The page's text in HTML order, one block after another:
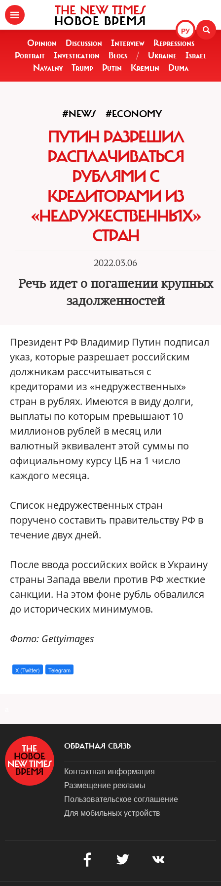
РУ
THE NEW TIMES
НОВОЕ ВРЕМЯ
Opinion Discussion Interview
Repressions
Portrait
Investigation Blogs / Ukraine
Israel
Navalny
Trump Putin Kremlin Duma
#NEWS #ECONOMY
ПУТИН РАЗРЕШИЛ
РАСПЛАЧИВАТЬСЯ
РУБЛЯМИ С
КРЕДИТОРАМИ ИЗ
«НЕДРУЖЕСТВЕННЫХ»
СТРАН
2022.03.06
Речь идет о погашении крупных
задолженностей
Президент РФ Владимир Путин подписал
указ, которые разрешает российским
должникам рассчитываться с
кредиторами из «недружественных»
стран в рублях. Имеются в виду долги,
выплаты по которым превышают 10
миллионов рублей в месяц или
валютный эквивалент этой суммы по
официальному курсу ЦБ на 1 число
каждого месяца.
Список недружественных стран
поручено составить правительству РФ в
течение двух дней.
После ввода российских войск в Украину
страны Запада ввели против РФ жесткие
санкции. На этом фоне рубль обвалился
до исторических минимумов.
Фото: Gettyimages
X (Twitter) Telegram
ОБРАТНАЯ СВЯЗЬ
Контактная информация
Размещение рекламы
Пользовательское соглашение
Для мобильных устройств